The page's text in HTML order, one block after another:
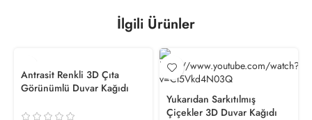
İlgili Ürünler
Antrasit Renkli 3D Çıta
Görünümlü Duvar Kağıdı
Yukarıdan Sarkıtılmış
Çiçekler 3D Duvar Kağıdı